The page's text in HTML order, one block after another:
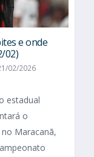
e onde
02)
02/2026
estadual
o
Maracanã,